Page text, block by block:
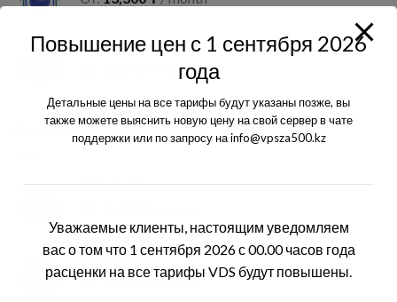
VDS-8-64-500
/ month
VDS-1-1-5
VDS-4-6-20
От:3,500₸ / month
Повышение цен с 1 сентября 2026
года
Детальные цены на все тарифы будут указаны позже, вы
также можете выяснить новую цену на свой сервер в чате
поддержки или по запросу на info@vpsza500.kz
Уважаемые клиенты, настоящим уведомляем
вас о том что 1 сентября 2026 с 00.00 часов года
расценки на все тарифы VDS будут повышены.